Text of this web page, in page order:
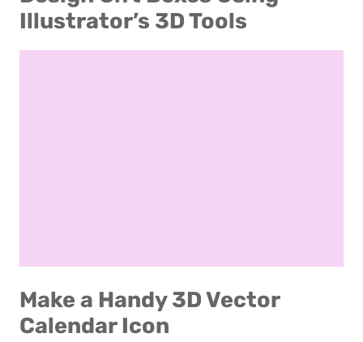
Illustrator’s 3D Tools
Make a Handy 3D Vector
Calendar Icon